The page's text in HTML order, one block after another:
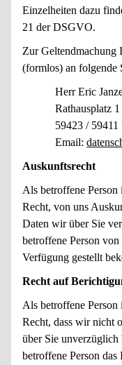
Einzelheiten dazu
21 der DSGVO.
Zur Geltendmachung
(formlos) an folgende
Herr Eric
Rathausplatz
59423 / 59411
Email:
Auskunftsrecht
Als betroffene
Recht, von uns
Daten wir über Sie
betroffene Person
Verfügung gestellt
Recht auf
Als betroffene
Recht, dass wir nicht
über Sie unverzüglich
betroffene Person